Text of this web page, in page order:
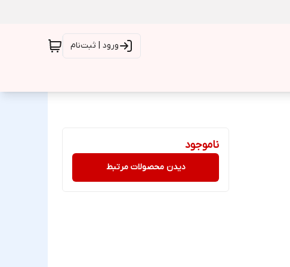
ورود | ثبت‌نام
ناموجود
دیدن محصولات مرتبط